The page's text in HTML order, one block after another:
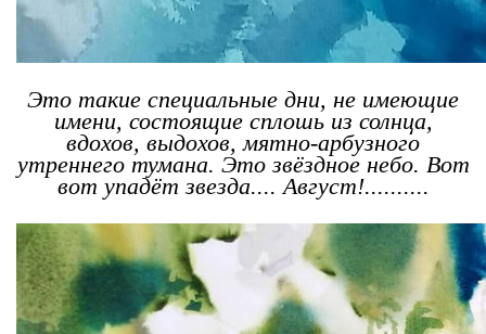
Это такие специальные дни, не имеющие
имени, состоящие сплошь из солнца,
вдохов, выдохов, мятно-арбузного
утреннего тумана. Это звёздное небо. Вот
вот упадёт звезда.... Август!..........